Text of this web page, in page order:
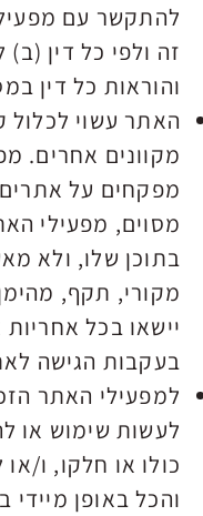
להתקשר עם
זה ולפי כל דין
והוראות כל דין
האתר עשוי לכלול
מקוונים אחרים.
מפקחים על
מסוים, מפעילי
בתוכן שלו, ולא
מקורי, תקף,
יישאו בכל
בעקבות הגישה
למפעילי האתר
לעשות שימוש או
כולו או חלקו, ו/
והכל באופן